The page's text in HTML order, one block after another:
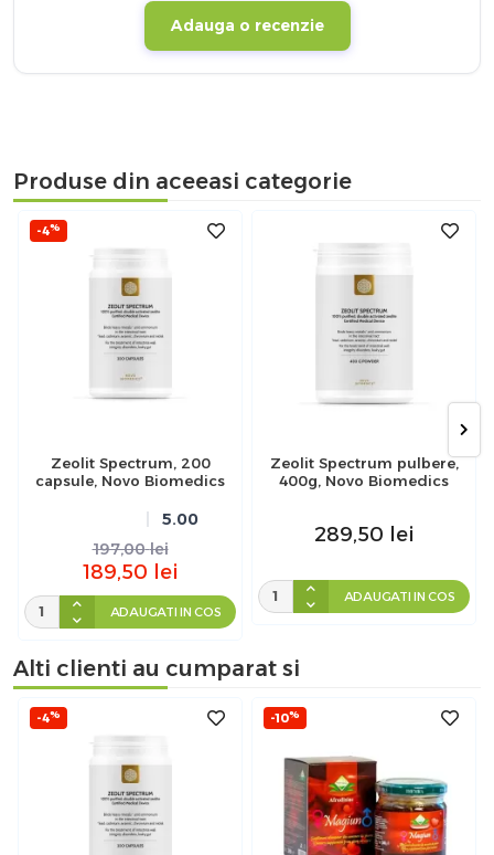
Adauga o recenzie
Produse din aceeasi categorie
-4%
Zeolit Spectrum, 200
capsule, Novo Biomedics
5.00
197,00 lei
189,50 lei
ADAUGATI IN COS
Zeolit Spectrum pulbere,
400g, Novo Biomedics
289,50 lei
ADAUGATI IN COS
Alti clienti au cumparat si
-4% -10%